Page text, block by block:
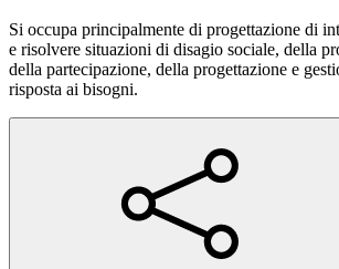
Si occupa principalmente di progettazione di
e risolvere situazioni di disagio sociale, della
della partecipazione, della progettazione e
risposta ai bisogni.